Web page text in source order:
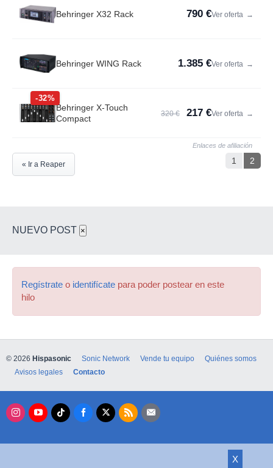
Behringer X32 Rack 790 €Ver oferta →
Behringer WING Rack 1.385 €Ver oferta →
-32%
Behringer X-Touch
Compact
320 € 217 €Ver oferta →
Enlaces de afiliación
1 2
« Ir a Reaper
NUEVO POST ×
Regístrate o identifícate para poder postear en este
hilo
X
© 2026 Hispasonic Sonic Network Vende tu equipo
Quiénes somos
Avisos legales
Contacto